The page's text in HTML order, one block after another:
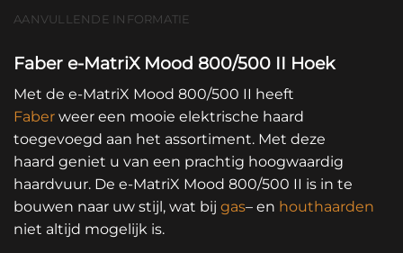
AANVULLENDE INFORMATIE
Faber e-MatriX Mood 800/500 II Hoek
Met de e-MatriX Mood 800/500 II heeft
Faber weer een mooie elektrische haard
toegevoegd aan het assortiment. Met deze
haard geniet u van een prachtig hoogwaardig
haardvuur. De e-MatriX Mood 800/500 II is in te
bouwen naar uw stijl, wat bij gas– en houthaarden
niet altijd mogelijk is.